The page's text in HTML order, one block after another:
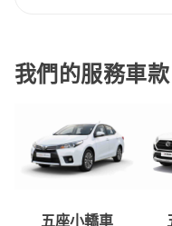
我們的服務車款
五座小轎車